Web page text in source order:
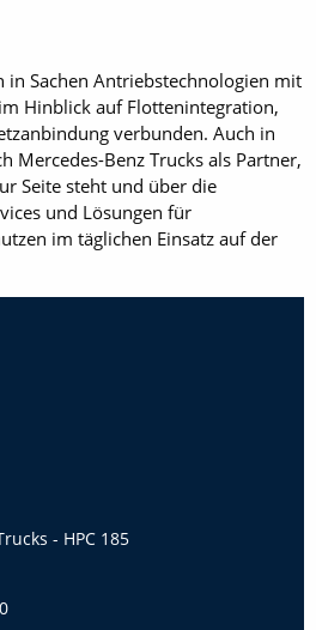
in Sachen Antriebstechnologien mit
Hinblick auf Flottenintegration,
verbunden. Auch in
Mercedes-Benz Trucks als Partner,
Seite steht und über die
und Lösungen für
im täglichen Einsatz auf der
- HPC 185